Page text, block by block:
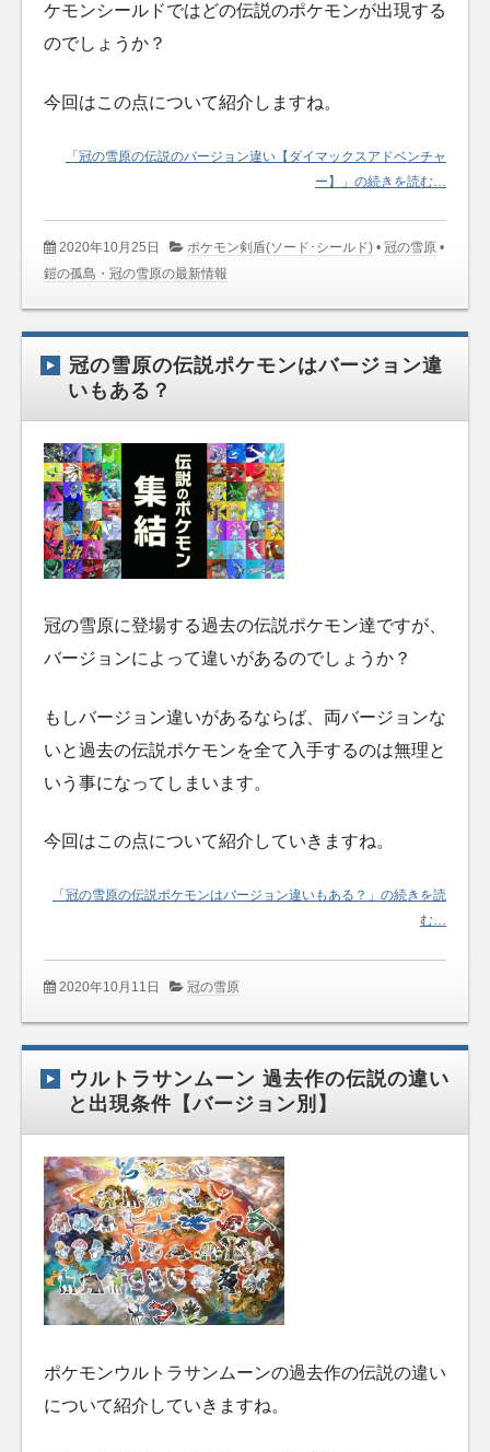
ケモンシールドではどの伝説のポケモンが出現する
のでしょうか？
今回はこの点について紹介しますね。
「冠の雪原の伝説のバージョン違い【ダイマックスアドベンチャ
ー】」の続きを読む…
2020年10月25日 ポケモン剣盾(ソード･シールド) •冠の雪原 •
鎧の孤島・冠の雪原の最新情報
冠の雪原の伝説ポケモンはバージョン違
いもある？
冠の雪原に登場する過去の伝説ポケモン達ですが、
バージョンによって違いがあるのでしょうか？
もしバージョン違いがあるならば、両バージョンな
いと過去の伝説ポケモンを全て入手するのは無理と
いう事になってしまいます。
今回はこの点について紹介していきますね。
「冠の雪原の伝説ポケモンはバージョン違いもある？」の続きを読
む…
2020年10月11日 冠の雪原
ウルトラサンムーン 過去作の伝説の違い
と出現条件【バージョン別】
ポケモンウルトラサンムーンの過去作の伝説の違い
について紹介していきますね。